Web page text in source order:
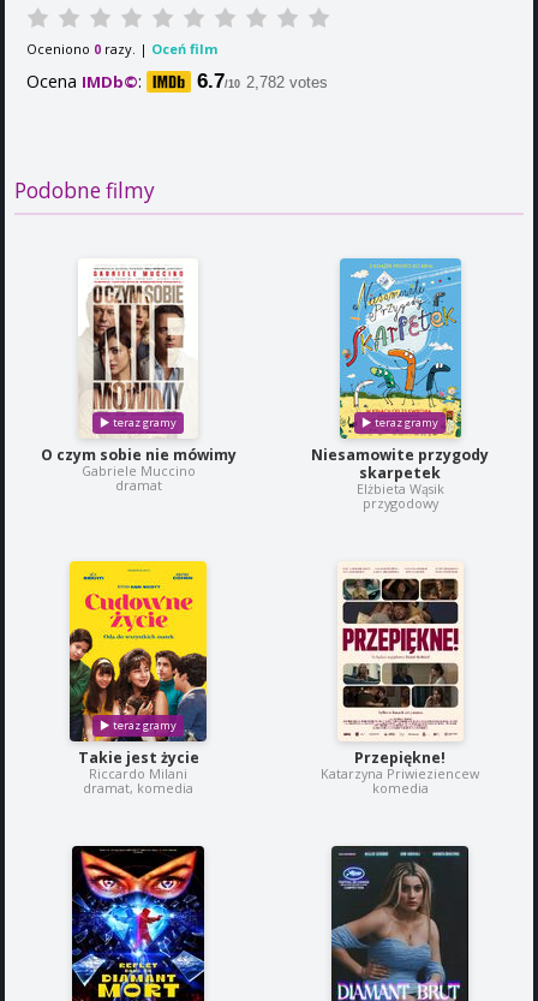
Oceniono 0 razy. | Oceń film
Ocena IMDb©: 6.7/10 2,782 votes
Podobne filmy
O czym sobie nie mówimy
Gabriele Muccino
dramat
Niesamowite przygody
skarpetek
Elżbieta Wąsik
przygodowy
Takie jest życie
Riccardo Milani
dramat, komedia
Przepiękne!
Katarzyna Priwieziencew
komedia